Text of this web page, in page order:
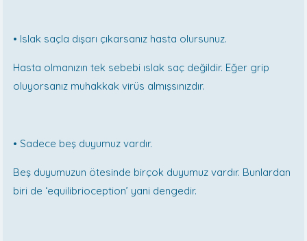
• Islak saçla dışarı çıkarsanız hasta olursunuz.
Hasta olmanızın tek sebebi ıslak saç değildir. Eğer grip
oluyorsanız muhakkak virüs almışsınızdır.
• Sadece beş duyumuz vardır.
Beş duyumuzun ötesinde birçok duyumuz vardır. Bunlardan
biri de ‘equilibrioception’ yani dengedir.